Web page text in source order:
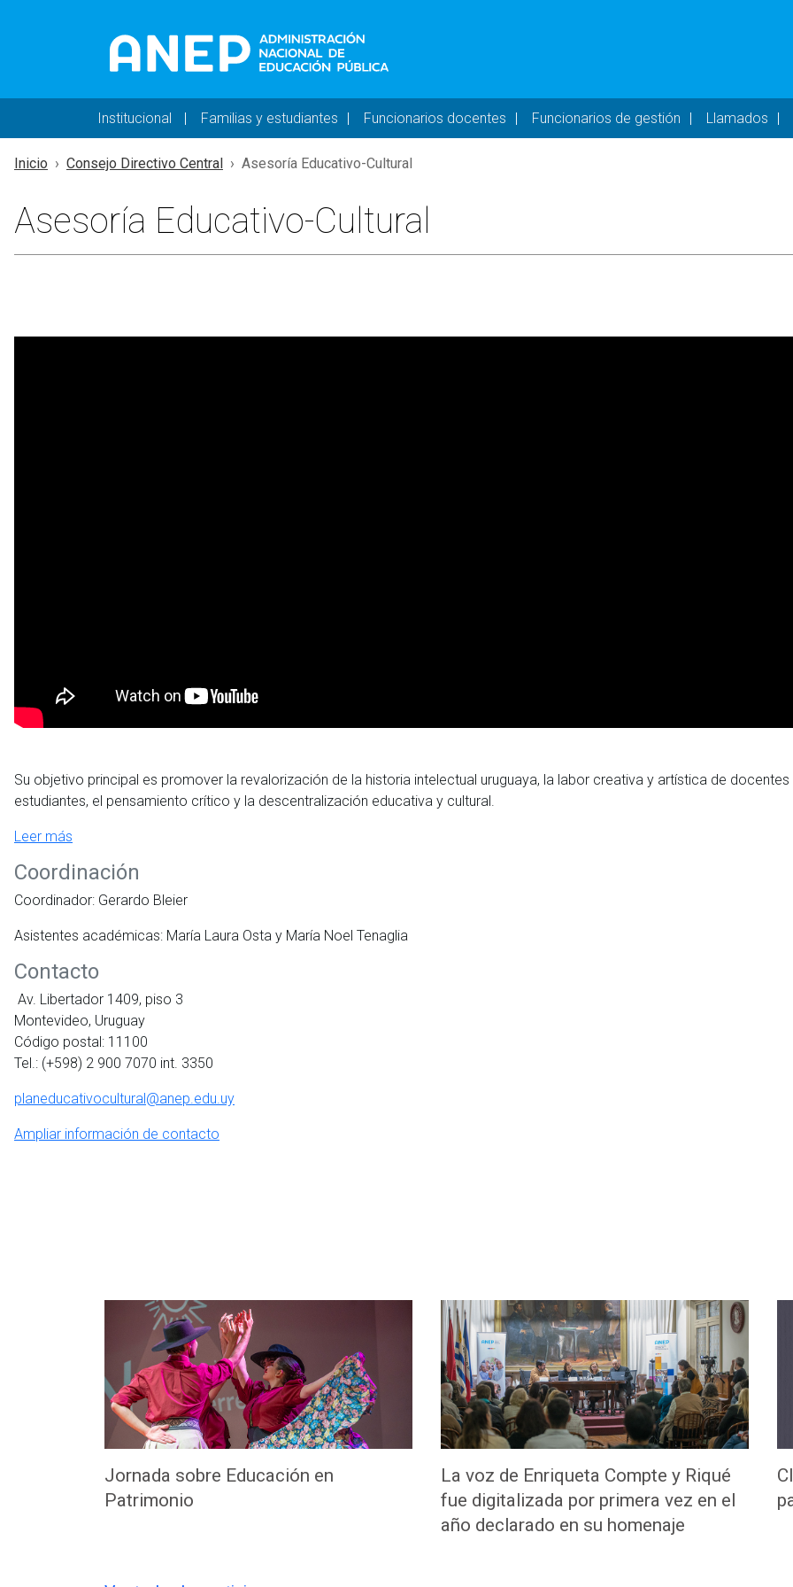
Navegación principal - DESKTOP
Institucional Familias y estudiantes Funcionarios docentes Funcionarios de gestión Llamados
Inicio Consejo Directivo Central Asesoría Educativo-Cultural
Asesoría Educativo-Cultural
Su objetivo principal es promover la revalorización de la historia intelectual uruguaya, la labor creativa y artística de docentes
estudiantes, el pensamiento crítico y la descentralización educativa y cultural.
Leer más
Coordinación
Coordinador: Gerardo Bleier
Asistentes académicas: María Laura Osta y María Noel Tenaglia
Contacto
Av. Libertador 1409, piso 3
Montevideo, Uruguay
Código postal: 11100
Tel.: (+598) 2 900 7070 int. 3350
planeducativocultural@anep.edu.uy
Ampliar información de contacto
Jornada sobre Educación en
Patrimonio
La voz de Enriqueta Compte y Riqué
fue digitalizada por primera vez en el
año declarado en su homenaje